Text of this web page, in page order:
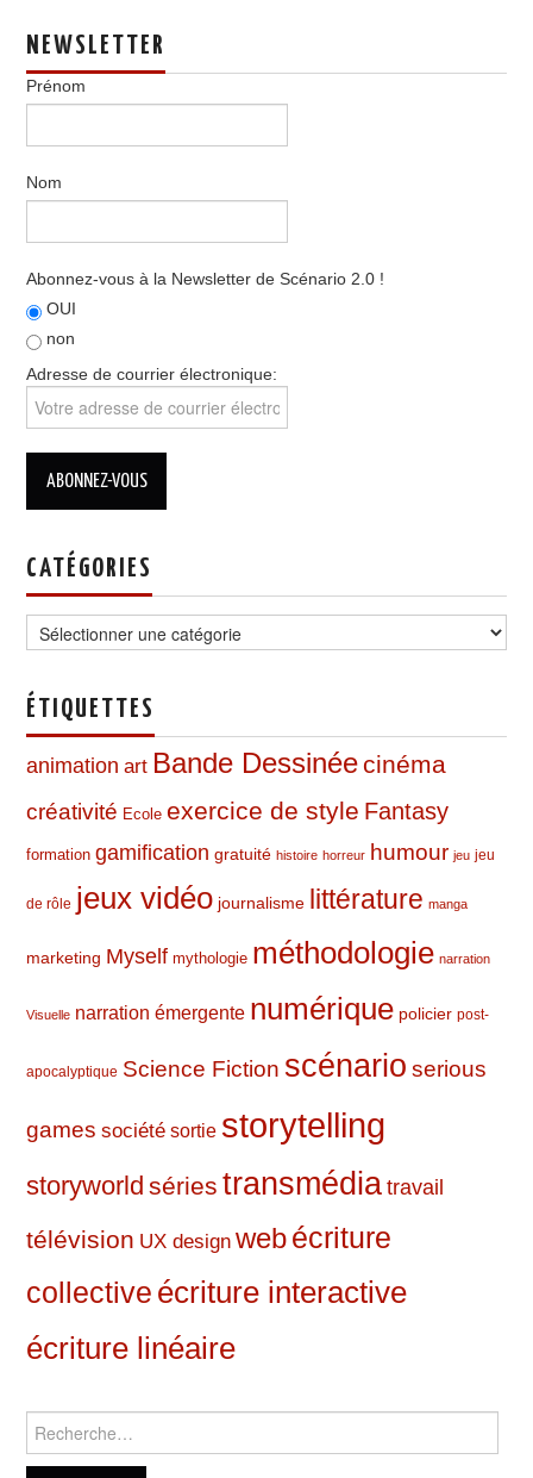
NEWSLETTER
Prénom
Nom
Abonnez-vous à la Newsletter de Scénario 2.0 !
OUI
non
Adresse de courrier électronique:
CATÉGORIES
ÉTIQUETTES
animation art Bande Dessinéecinéma
créativité Ecole exercice de style Fantasy
formation gamification gratuité histoire horreur humour jeu jeu
de rôle jeux vidéo journalisme littérature manga
marketing Myself mythologie méthodologie narration
Visuelle narration émergente numérique policier post-
apocalyptique Science Fiction scénario serious
games société sortie storytelling
storyworld séries transmédia travail
télévision UX design webécriture
collective écriture interactive
écriture linéaire